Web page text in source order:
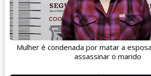
Mulher é condenada por matar a
assassinar o marido